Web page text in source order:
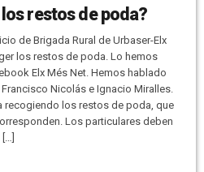
restos de poda?
de Brigada Rural de Urbaser-Elx
los restos de poda. Lo hemos
Elx Més Net. Hemos hablado
Nicolás e Ignacio Miralles.
recogiendo los restos de poda, que
Los particulares deben